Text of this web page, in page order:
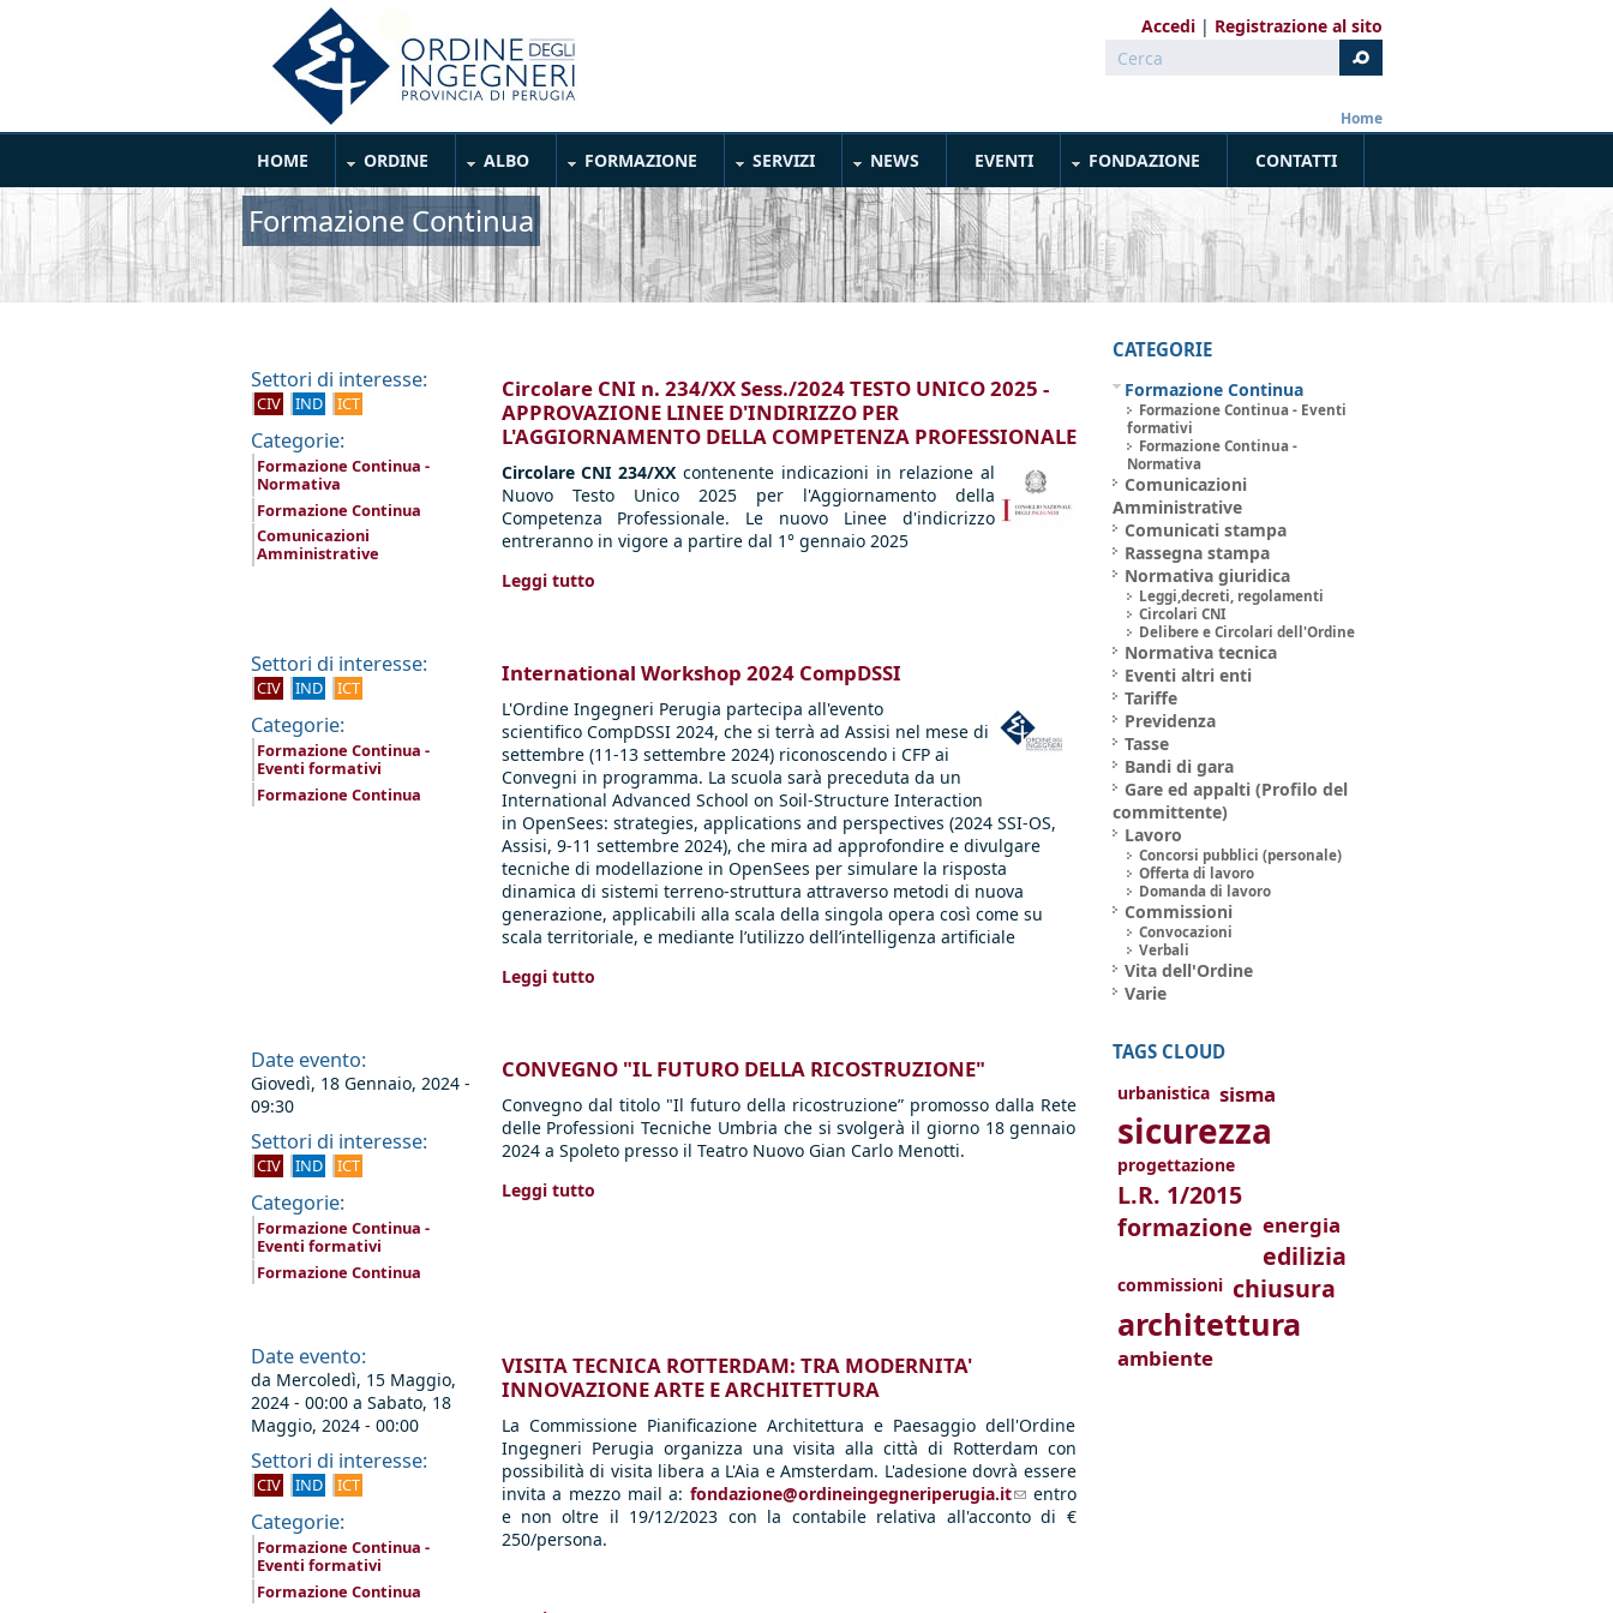
Accedi Registrazione al sito
Form di ricerca
Cerca
Home
Main Menu
HOME ORDINE ALBO FORMAZIONE SERVIZI NEWS EVENTI FONDAZIONE CONTATTI
Formazione Continua
Settori di interesse:
CIV IND ICT
Categorie:
Formazione Continua -
Normativa
Formazione Continua
Comunicazioni
Amministrative
Circolare CNI n. 234/XX Sess./2024 TESTO UNICO 2025 -
APPROVAZIONE LINEE D'INDIRIZZO PER
L'AGGIORNAMENTO DELLA COMPETENZA PROFESSIONALE
Circolare CNI 234/XX contenente indicazioni in relazione al
Nuovo Testo Unico 2025 per l'Aggiornamento della
Competenza Professionale. Le nuovo Linee d'indicrizzo
entreranno in vigore a partire dal 1° gennaio 2025
Leggi tutto
Settori di interesse:
CIV IND ICT
Categorie:
Formazione Continua -
Eventi formativi
Formazione Continua
International Workshop 2024 CompDSSI
L'Ordine Ingegneri Perugia partecipa all'evento
scientifico CompDSSI 2024, che si terrà ad Assisi nel mese di
settembre (11-13 settembre 2024) riconoscendo i CFP ai
Convegni in programma. La scuola sarà preceduta da un
International Advanced School on Soil-Structure Interaction
in OpenSees: strategies, applications and perspectives (2024 SSI-OS,
Assisi, 9-11 settembre 2024), che mira ad approfondire e divulgare
tecniche di modellazione in OpenSees per simulare la risposta
dinamica di sistemi terreno-struttura attraverso metodi di nuova
generazione, applicabili alla scala della singola opera così come su
scala territoriale, e mediante l’utilizzo dell’intelligenza artificiale
Leggi tutto
Date evento:
Giovedì, 18 Gennaio, 2024 -
09:30
Settori di interesse:
CIV IND ICT
Categorie:
Formazione Continua -
Eventi formativi
Formazione Continua
CONVEGNO "IL FUTURO DELLA RICOSTRUZIONE"
Convegno dal titolo "Il futuro della ricostruzione” promosso dalla Rete
delle Professioni Tecniche Umbria che si svolgerà il giorno 18 gennaio
2024 a Spoleto presso il Teatro Nuovo Gian Carlo Menotti.
Leggi tutto
Date evento:
da Mercoledì, 15 Maggio,
2024 - 00:00 a Sabato, 18
Maggio, 2024 - 00:00
Settori di interesse:
CIV IND ICT
Categorie:
Formazione Continua -
Eventi formativi
Formazione Continua
VISITA TECNICA ROTTERDAM: TRA MODERNITA'
INNOVAZIONE ARTE E ARCHITETTURA
La Commissione Pianificazione Architettura e Paesaggio dell'Ordine
Ingegneri Perugia organizza una visita alla città di Rotterdam con
possibilità di visita libera a L'Aia e Amsterdam. L'adesione dovrà essere
invita a mezzo mail a: fondazione@ordineingegneriperugia.it(link sends e-mail)
entro
e non oltre il 19/12/2023 con la contabile relativa all'acconto di €
250/persona.
CATEGORIE
Formazione Continua
Formazione Continua - Eventi
formativi
Formazione Continua -
Normativa
Comunicazioni
Amministrative
Comunicati stampa
Rassegna stampa
Normativa giuridica
Leggi,decreti, regolamenti
Circolari CNI
Delibere e Circolari dell'Ordine
Normativa tecnica
Eventi altri enti
Tariffe
Previdenza
Tasse
Bandi di gara
Gare ed appalti (Profilo del
committente)
Lavoro
Concorsi pubblici (personale)
Offerta di lavoro
Domanda di lavoro
Commissioni
Convocazioni
Verbali
Vita dell'Ordine
Varie
TAGS CLOUD
urbanistica sisma
sicurezza
progettazione
L.R. 1/2015
formazione energia
edilizia
commissioni chiusura
architettura
ambiente